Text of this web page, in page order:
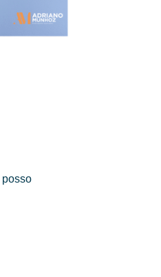
posso